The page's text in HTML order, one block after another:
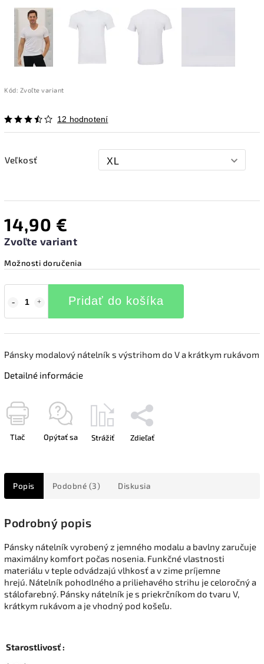
Kód: Zvoľte variant
12 hodnotení
Veľkosť
14,90 €
Zvoľte variant
Možnosti doručenia
Pridať do košíka
Pánsky modalový nátelník s výstrihom do V a krátkym rukávom
Detailné informácie
Tlač Opýtať sa Strážiť Zdieľať
Popis Podobné (3) Diskusia
Podrobný popis
Pánsky nátelník vyrobený z jemného modalu a bavlny zaručuje
maximálny komfort počas nosenia. Funkčné vlastnosti
materiálu v teple odvádzajú vlhkosť a v zime príjemne
hrejú. Nátelník pohodlného a priliehavého strihu je celoročný a
stálofarebný. Pánsky nátelník je s priekrčníkom do tvaru V,
krátkym rukávom a je vhodný pod košeľu.
Starostlivosť :